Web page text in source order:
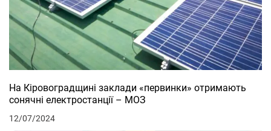
На Кіровоградщині заклади «первинки» отримають
сонячні електростанції – МОЗ
12/07/2024